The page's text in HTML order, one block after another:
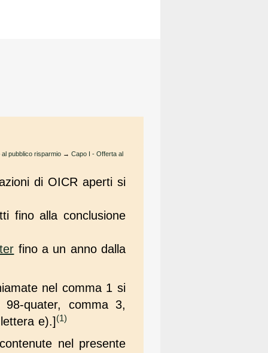
al pubblico risparmio → Capo I - Offerta al
di OICR aperti si
fino alla conclusione
fino a un anno dalla
nel comma 1 si
quater, comma 3,
e).] (1)
nel presente